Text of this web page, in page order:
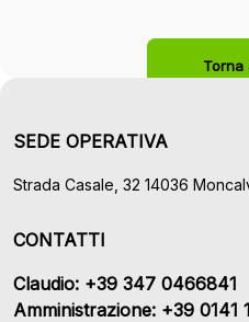
Torna
SEDE OPERATIVA
Strada Casale, 32 14036
CONTATTI
Claudio: +39 347 0466841
Amministrazione: +39 0141